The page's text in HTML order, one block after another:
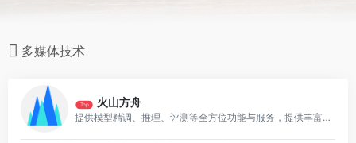
多媒体技术
Top 火山方舟
提供模型精调、推理、评测等全方位功能与服务，提供丰富的插件生态和AI原生应用开发服务